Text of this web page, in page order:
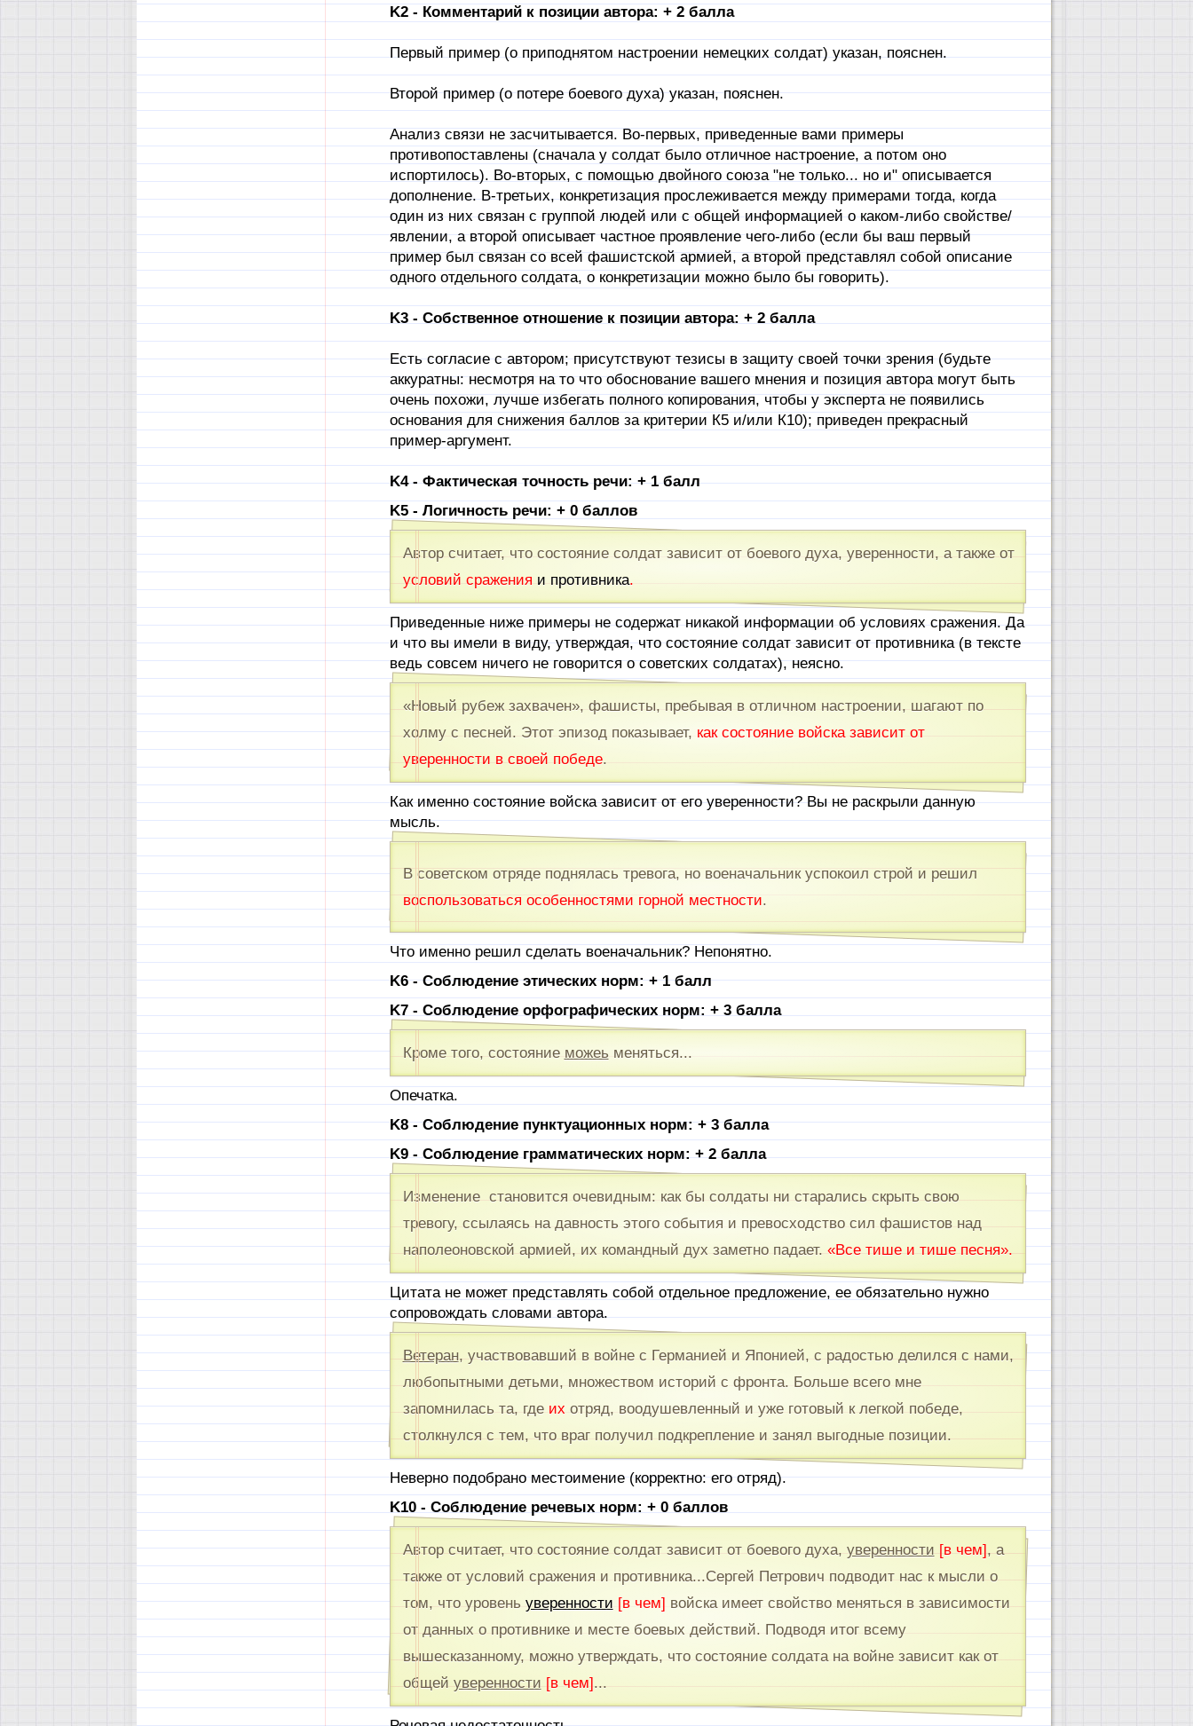
K2 - Комментарий к позиции автора: + 2 балла
Первый пример (о приподнятом настроении немецких солдат) указан, пояснен.
Второй пример (о потере боевого духа) указан, пояснен.
Анализ связи не засчитывается. Во-первых, приведенные вами примеры
противопоставлены (сначала у солдат было отличное настроение, а потом оно
испортилось). Во-вторых, с помощью двойного союза "не только... но и" описывается
дополнение. В-третьих, конкретизация прослеживается между примерами тогда, когда
один из них связан с группой людей или с общей информацией о каком-либо свойстве/
явлении, а второй описывает частное проявление чего-либо (если бы ваш первый
пример был связан со всей фашистской армией, а второй представлял собой описание
одного отдельного солдата, о конкретизации можно было бы говорить).
K3 - Собственное отношение к позиции автора: + 2 балла
Есть согласие с автором; присутствуют тезисы в защиту своей точки зрения (будьте
аккуратны: несмотря на то что обоснование вашего мнения и позиция автора могут быть
очень похожи, лучше избегать полного копирования, чтобы у эксперта не появились
основания для снижения баллов за критерии К5 и/или К10); приведен прекрасный
пример-аргумент.
K4 - Фактическая точность речи: + 1 балл
K5 - Логичность речи: + 0 баллов
Автор считает, что состояние солдат зависит от боевого духа, уверенности, а также от
условий сражения и противника.
Приведенные ниже примеры не содержат никакой информации об условиях сражения. Да
и что вы имели в виду, утверждая, что состояние солдат зависит от противника (в тексте
ведь совсем ничего не говорится о советских солдатах), неясно.
«Новый рубеж захвачен», фашисты, пребывая в отличном настроении, шагают по
холму с песней. Этот эпизод показывает, как состояние войска зависит от
уверенности в своей победе.
Как именно состояние войска зависит от его уверенности? Вы не раскрыли данную
мысль.
В советском отряде поднялась тревога, но военачальник успокоил строй и решил
воспользоваться особенностями горной местности.
Что именно решил сделать военачальник? Непонятно.
K6 - Соблюдение этических норм: + 1 балл
K7 - Соблюдение орфографических норм: + 3 балла
Кроме того, состояние можеь меняться...
Опечатка.
K8 - Соблюдение пунктуационных норм: + 3 балла
K9 - Соблюдение грамматических норм: + 2 балла
Изменение становится очевидным: как бы солдаты ни старались скрыть свою
тревогу, ссылаясь на давность этого события и превосходство сил фашистов над
наполеоновской армией, их командный дух заметно падает. «Все тише и тише песня».
Цитата не может представлять собой отдельное предложение, ее обязательно нужно
сопровождать словами автора.
Ветеран, участвовавший в войне с Германией и Японией, с радостью делился с нами,
любопытными детьми, множеством историй с фронта. Больше всего мне
запомнилась та, где их отряд, воодушевленный и уже готовый к легкой победе,
столкнулся с тем, что враг получил подкрепление и занял выгодные позиции.
Неверно подобрано местоимение (корректно: его отряд).
K10 - Соблюдение речевых норм: + 0 баллов
Автор считает, что состояние солдат зависит от боевого духа, уверенности [в чем], а
также от условий сражения и противника...Сергей Петрович подводит нас к мысли о
том, что уровень уверенности [в чем] войска имеет свойство меняться в зависимости
от данных о противнике и месте боевых действий. Подводя итог всему
вышесказанному, можно утверждать, что состояние солдата на войне зависит как от
общейуверенности [в чем]...